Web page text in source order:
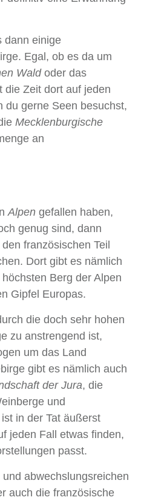
dann einige
Egal, ob es da um
Waldoder das
die Zeit dort auf jeden
du gerne Seen besuchst,
Mecklenburgische
an
Alpen gefallen haben,
genug sind, dann
französischen Teil
Dort gibt es nämlich
Berg der Alpen
Gipfel Europas.
die doch sehr hohen
zu anstrengend ist,
um das Land
gibt es nämlich auch
der Jura, die
und
in der Tat äußerst
jeden Fall etwas finden,
passt.
abwechslungsreichen
auch die französische